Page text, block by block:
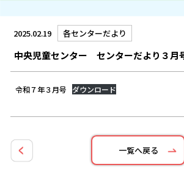
2025.02.19 各センターだより
中央児童センター センターだより３月
令和７年３月号 ダウンロード
一覧へ戻る